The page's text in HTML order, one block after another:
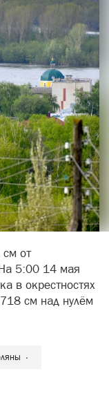
от
5:00 14 мая
в окрестностях
см над нулём